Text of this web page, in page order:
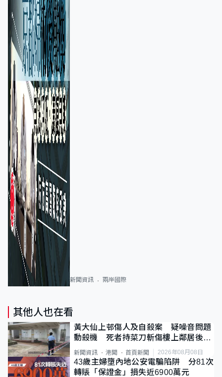
新聞資訊 兩岸國際
其他人也在看
黃大仙上邨傷人及自殺案 疑噪音問題
動殺機 死者持菜刀斬傷樓上鄰居後墮
斃
新聞資訊 港聞 首頁新聞 2026年08月08日
43歲主婦墮內地公安電騙陷阱 分81次
轉賬「保證金」損失近6900萬元